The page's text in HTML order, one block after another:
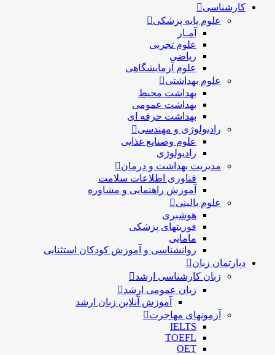
کارشناسی
علوم پایه پزشکی
آمـار
علوم تجربی
ریاضی
علوم آزمایشگاهی
علوم بهداشتی
بهداشت محیط
بهداشت عمومی
بهداشت حرفه ای
رادیولوژی و مهندسی
علوم وصنایع غذایی
رادیولوژی
مدیریت بهداشت و درمان
فناوری اطلاعات سلامت
آموزش راهنمایی و مشاوره
علوم بالینی
هوشبری
فوریتهای پزشکی
مامایی
روانشناسی و آموزش کودکان استثنایی
دپارتمان زبان
زبان کارشناسی ارشد
زبان عمومی ارشد
آموزش آنلاین زبان ارشد
آزمونهای مهاجرت
IELTS
TOEFL
OET